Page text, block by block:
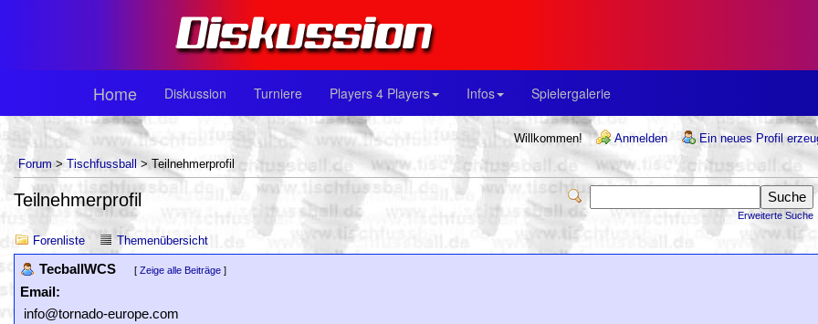
Home Diskussion Turniere Players 4 Players Infos Spielergalerie
Willkommen! Anmelden
Ein neues Profil
Forum > Tischfussball > Teilnehmerprofil
Erweiterte Suche
Teilnehmerprofil
Forenliste Themenübersicht
TecballWCS [ Zeige alle Beiträge ]
Email:
info@tornado-europe.com